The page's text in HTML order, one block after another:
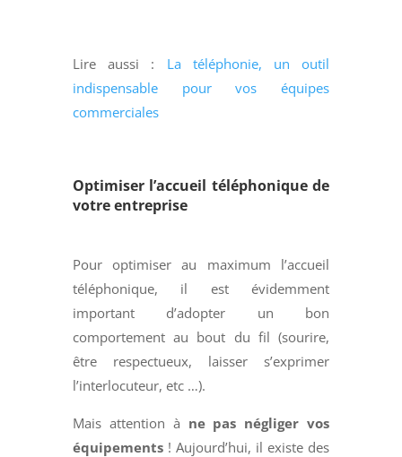
Lire aussi : La téléphonie, un outil
indispensable pour vos équipes
commerciales
Optimiser l’accueil téléphonique de
votre entreprise
Pour optimiser au maximum l’accueil
téléphonique, il est évidemment
important d’adopter un bon
comportement au bout du fil (sourire,
être respectueux, laisser s’exprimer
l’interlocuteur, etc …).
Mais attention à ne pas négliger vos
équipements! Aujourd’hui, il existe des